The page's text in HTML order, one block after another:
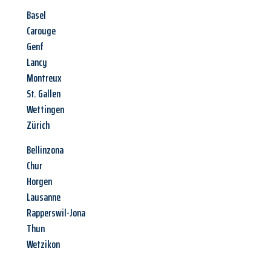
Basel
Carouge
Genf
Lancy
Montreux
St. Gallen
Wettingen
Zürich
Bellinzona
Chur
Horgen
Lausanne
Rapperswil-Jona
Thun
Wetzikon